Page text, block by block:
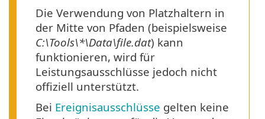
Die Verwendung von Platzhaltern in
der Mitte von Pfaden (beispielsweise
C:\Tools\*\Data\file.dat) kann
funktionieren, wird für
Leistungsausschlüsse jedoch nicht
offiziell unterstützt.
Bei Ereignisausschlüsse gelten keine